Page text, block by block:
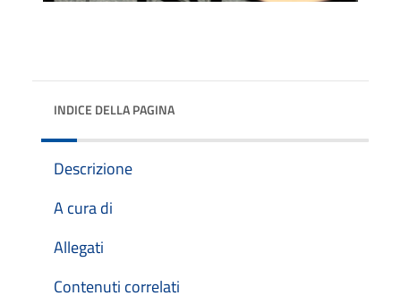
INDICE DELLA PAGINA
Descrizione
A cura di
Allegati
Contenuti correlati